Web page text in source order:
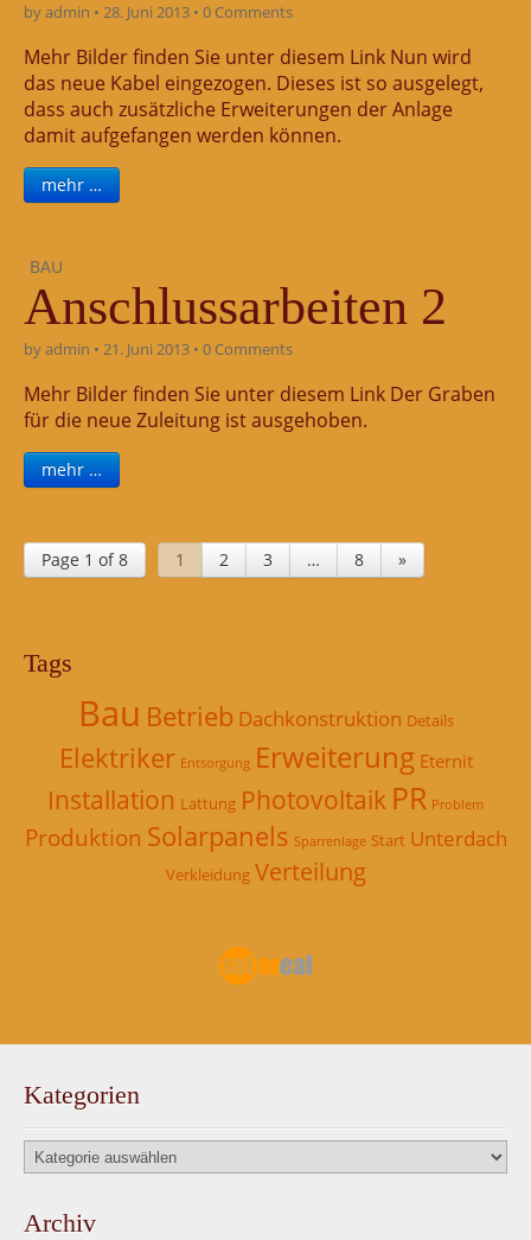
byadmin • 28. Juni 2013 • 0 Comments
Mehr Bilder finden Sie unter diesem Link Nun wird
das neue Kabel eingezogen. Dieses ist so ausgelegt,
dass auch zusätzliche Erweiterungen der Anlage
damit aufgefangen werden können.
mehr …
BAU
Anschlussarbeiten 2
byadmin • 21. Juni 2013 • 0 Comments
Mehr Bilder finden Sie unter diesem Link Der Graben
für die neue Zuleitung ist ausgehoben.
mehr …
Page 1 of 8 1 2 3 … 8 »
Tags
Bau Betrieb Dachkonstruktion Details
Elektriker Entsorgung Erweiterung Eternit
Installation Lattung Photovoltaik PR Problem
Produktion Solarpanels Sparrenlage Start Unterdach
Verkleidung Verteilung
Kategorien
Kategorien
Archiv